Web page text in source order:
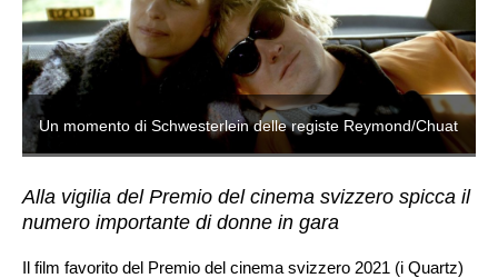
Un momento di Schwesterlein delle registe Reymond/Chuat
Alla vigilia del Premio del cinema svizzero spicca il
numero importante di donne in gara
Il film favorito del Premio del cinema svizzero 2021 (i Quartz)